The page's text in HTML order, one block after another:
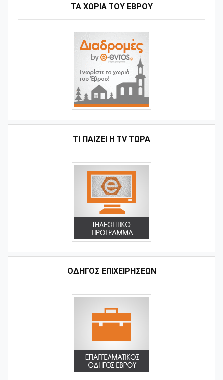
ΤΑ ΧΩΡΙΆ ΤΟΥ ΈΒΡΟΥ
ΤΙ ΠΑΊΖΕΙ Η ΤV ΤΏΡΑ
ΟΔΗΓΌΣ ΕΠΙΧΕΙΡΉΣΕΩΝ